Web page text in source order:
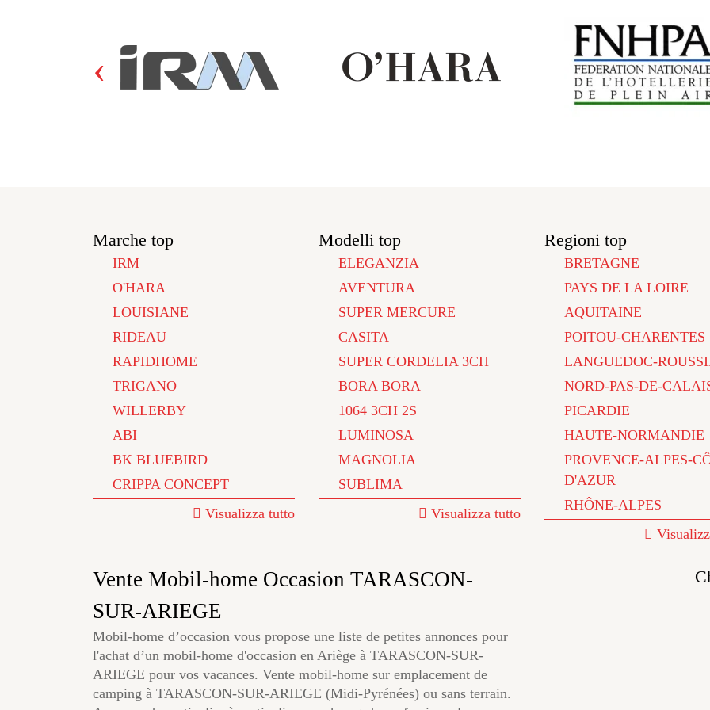
‹
Marche top
IRM
O'HARA
LOUISIANE
RIDEAU
RAPIDHOME
TRIGANO
WILLERBY
ABI
BK BLUEBIRD
CRIPPA CONCEPT
Visualizza tutto
Modelli top
ELEGANZIA
AVENTURA
SUPER MERCURE
CASITA
SUPER CORDELIA 3CH
BORA BORA
1064 3CH 2S
LUMINOSA
MAGNOLIA
SUBLIMA
Visualizza tutto
Regioni top
BRETAGNE
PAYS DE LA LOIRE
AQUITAINE
POITOU-CHARENTES
LANGUEDOC-
NORD-PAS-DE-
PICARDIE
HAUTE-NORMANDIE
PROVENCE-ALPES-
D'AZUR
RHÔNE-ALPES
Vente Mobil-home Occasion TARASCON-
SUR-ARIEGE
Mobil-home d’occasion vous propose une liste de petites annonces pour
l'achat d’un mobil-home d'occasion en Ariège à TARASCON-SUR-
ARIEGE pour vos vacances. Vente mobil-home sur emplacement de
camping à TARASCON-SUR-ARIEGE (Midi-Pyrénées) ou sans terrain.